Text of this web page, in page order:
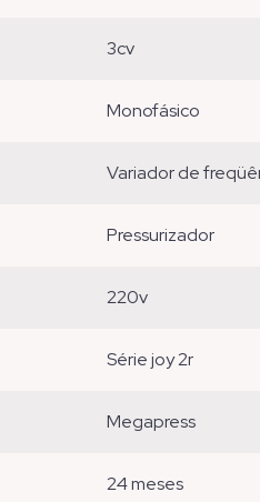
3cv
monofásico
variador de
pressurizador
220v
série joy 2r
megapress
24 meses